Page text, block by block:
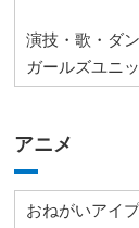
演技・歌・ダ
ガールズユニッ
アニメ
おねがいアイ